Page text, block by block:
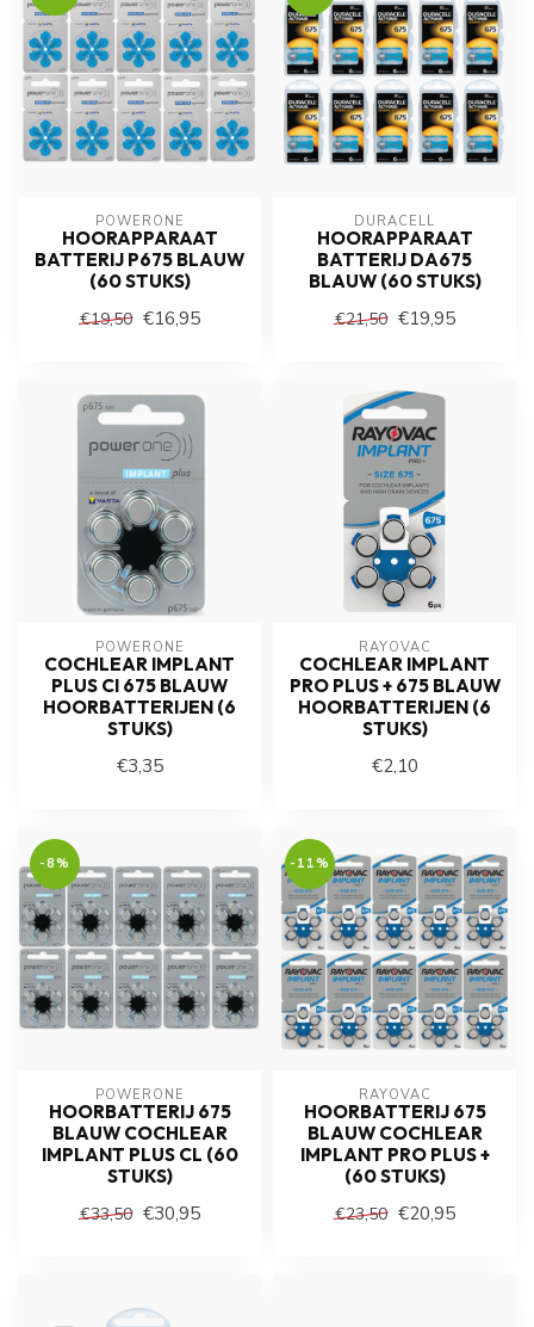
POWERONE
HOORAPPARAAT
BATTERIJ P675 BLAUW
(60 STUKS)
€19,50 €16,95
DURACELL
HOORAPPARAAT
BATTERIJ DA675
BLAUW (60 STUKS)
€21,50 €19,95
POWERONE
COCHLEAR IMPLANT
PLUS CI 675 BLAUW
HOORBATTERIJEN (6
STUKS)
€3,35
RAYOVAC
COCHLEAR IMPLANT
PRO PLUS + 675 BLAUW
HOORBATTERIJEN (6
STUKS)
€2,10
-8%
POWERONE
HOORBATTERIJ 675
BLAUW COCHLEAR
IMPLANT PLUS CL (60
STUKS)
€33,50 €30,95
-11%
RAYOVAC
HOORBATTERIJ 675
BLAUW COCHLEAR
IMPLANT PRO PLUS +
(60 STUKS)
€23,50 €20,95